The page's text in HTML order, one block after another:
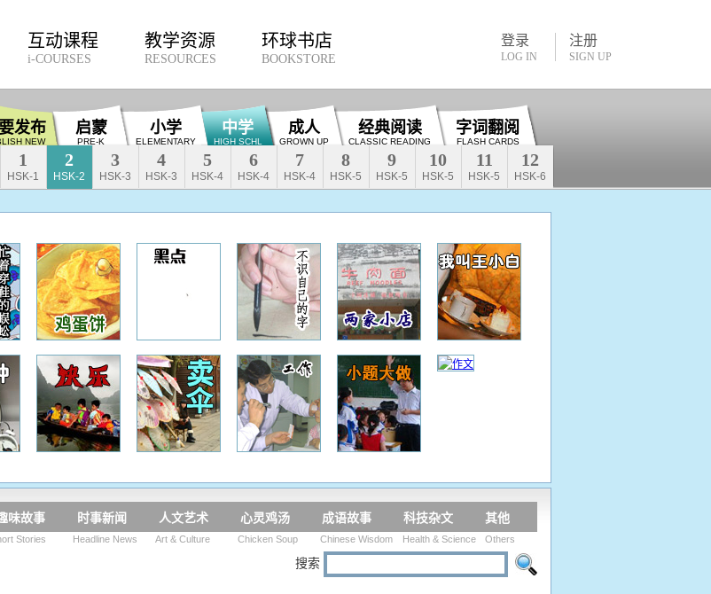
互动课程
i-COURSES
教学资源
RESOURCES
环球书店
BOOKSTORE
登录
LOG IN
注册
SIGN UP
发布
NEW
启蒙
PRE-K
小学
ELEMENTARY
中学
HIGH SCHL
成人
GROWN UP
经典阅读
CLASSIC READING
字词翻阅
FLASH CARDS
1
HSK-1
2
HSK-2
3
HSK-3
4
HSK-3
5
HSK-4
6
HSK-4
7
HSK-4
8
HSK-5
9
HSK-5
10
HSK-5
11
HSK-5
12
HSK-6
味故事 时事新闻 人文艺术 心灵鸡汤 成语故事 科技杂文 其他
Stories Headline News Art & Culture Chicken Soup Chinese Wisdom Health & Science Others
搜索